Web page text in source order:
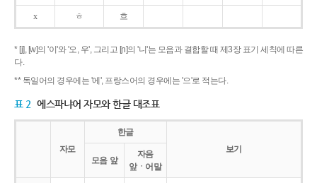
x ㅎ 흐
* [j], [w]의 '이'와 '오, 우', 그리고 [ɲ]의 '니'는 모음과 결합할 때 제3장 표기 세칙에 따른
다.
** 독일어의 경우에는 '에', 프랑스어의 경우에는 '으'로 적는다.
표 2 에스파냐어 자모와 한글 대조표
자모
한글
보기
모음 앞
자음
앞ㆍ어말